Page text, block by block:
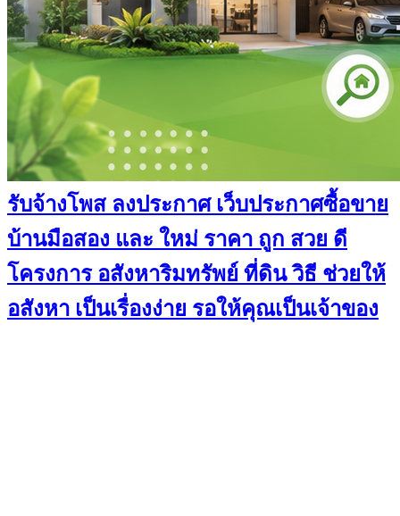
รับจ้างโพส ลงประกาศ เว็บประกาศซื้อขาย
บ้านมือสอง และ ใหม่ ราคา ถูก สวย ดี
โครงการ อสังหาริมทรัพย์ ที่ดิน วิธี ช่วยให้
อสังหา เป็นเรื่องง่าย รอให้คุณเป็นเจ้าของ